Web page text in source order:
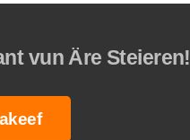
vun Äre Steieren!